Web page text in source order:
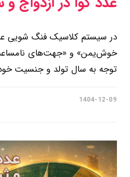
در سیستم کلاسیک فنگ شویی
خوش‌یمن» و «جهت‌های
توجه به سال تولد و جنسیت
1404-12-09